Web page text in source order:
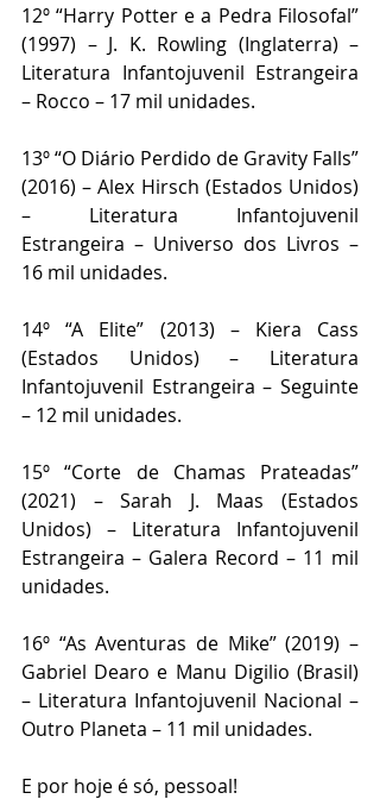
12º “Harry Potter e a Pedra Filosofal”
(1997) – J. K. Rowling (Inglaterra) –
Literatura Infantojuvenil Estrangeira
– Rocco – 17 mil unidades.
13º “O Diário Perdido de Gravity Falls”
(2016) – Alex Hirsch (Estados Unidos)
– Literatura Infantojuvenil
Estrangeira – Universo dos Livros –
16 mil unidades.
14º “A Elite” (2013) – Kiera Cass
(Estados Unidos) – Literatura
Infantojuvenil Estrangeira – Seguinte
– 12 mil unidades.
15º “Corte de Chamas Prateadas”
(2021) – Sarah J. Maas (Estados
Unidos) – Literatura Infantojuvenil
Estrangeira – Galera Record – 11 mil
unidades.
16º “As Aventuras de Mike” (2019) –
Gabriel Dearo e Manu Digilio (Brasil)
– Literatura Infantojuvenil Nacional –
Outro Planeta – 11 mil unidades.
E por hoje é só, pessoal!